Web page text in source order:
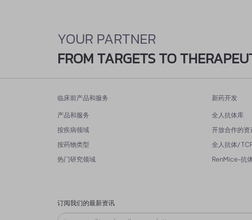
YOUR PARTNER
FROM TARGETS TO
临床前产品和服务
产品和服务
按疾病领域
按药物类型
热门研究领域
新药开发
全人抗体库
开放合作的资
全人抗体/
RenMice-抗
订阅我们的最新资讯